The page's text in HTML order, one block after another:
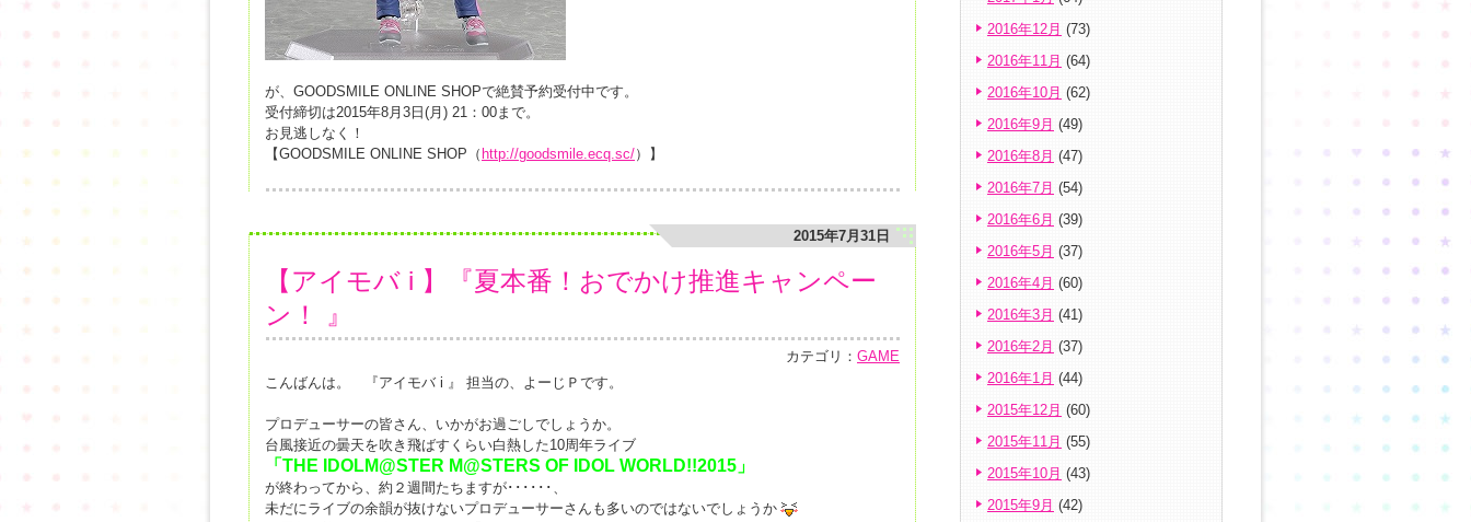
が、GOODSMILE ONLINE SHOPで絶賛予約受付中です。
受付締切は2015年8月3日(月) 21：00まで。
お見逃しなく！
【GOODSMILE ONLINE SHOP（ http://goodsmile.ecq.sc/）】
2015年7月31日
【アイモバ i 】『夏本番！おでかけ推進キャンペー
ン！ 』
カテゴリ： GAME
こんばんは。 『アイモバ i 』 担当の、よーじＰです。
プロデューサーの皆さん、いかがお過ごしでしょうか。
台風接近の曇天を吹き飛ばすくらい白熱した10周年ライブ
「THE IDOLM@STER M@STERS OF IDOL WORLD!!2015」
が終わってから、約２週間たちますが･･････、
未だにライブの余韻が抜けないプロデューサーさんも多いのではないでしょうか
2016年12月 (73)
2016年11月 (64)
2016年10月 (62)
2016年9月 (49)
2016年8月 (47)
2016年7月 (54)
2016年6月 (39)
2016年5月 (37)
2016年4月 (60)
2016年3月 (41)
2016年2月 (37)
2016年1月 (44)
2015年12月 (60)
2015年11月 (55)
2015年10月 (43)
2015年9月 (42)